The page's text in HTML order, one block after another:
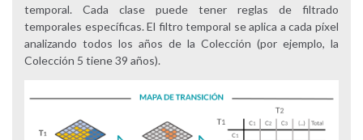
temporal. Cada clase puede tener reglas de filtrado
temporales específicas. El filtro temporal se aplica a cada píxel
analizando todos los años de la Colección (por ejemplo, la
Colección 5 tiene 39 años).